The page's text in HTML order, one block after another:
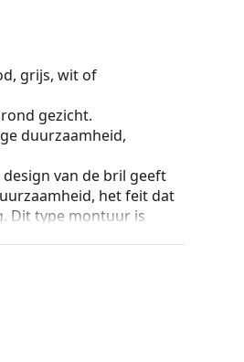
grijs, wit of
gezicht.
duurzaamheid,
van de bril geeft
het feit dat
Dit type montuur is
Sommige